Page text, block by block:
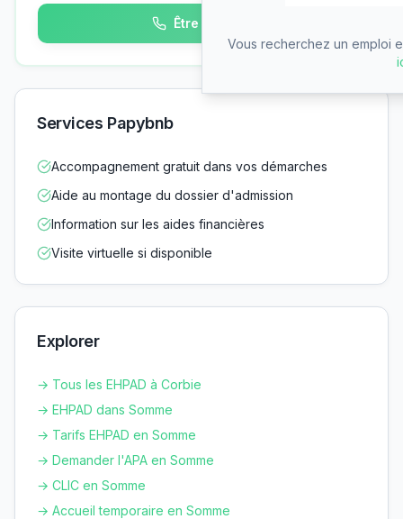
Être rappelé
Services Papybnb
Accompagnement gratuit dans vos démarches
Aide au montage du dossier d'admission
Information sur les aides financières
Visite virtuelle si disponible
Explorer
→ Tous les EHPAD à Corbie
→ EHPAD dans Somme
→ Tarifs EHPAD en Somme
→ Demander l'APA en Somme
→ CLIC en Somme
→ Accueil temporaire en Somme
Vous recherchez un emploi